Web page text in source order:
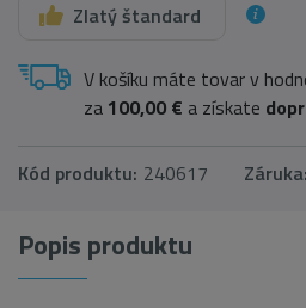
Zlatý štandard
V košíku máte tovar v
za 100,00 € a získate
Kód produktu: 240617 Záruka:
Popis produktu